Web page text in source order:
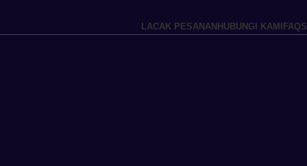
LACAK PESANAN HUBUNGI KAMI FAQS